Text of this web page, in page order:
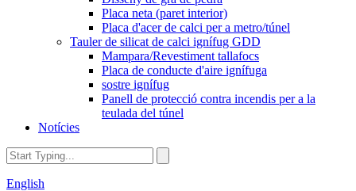
Placa neta (paret interior)
Placa d'acer de calci per a metro/túnel
Tauler de silicat de calci ignífug GDD
Mampara/Revestiment tallafocs
Placa de conducte d'aire ignífuga
sostre ignífug
Panell de protecció contra incendis per a la
teulada del túnel
Notícies
English